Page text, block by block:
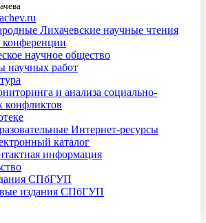
Лихачевские научные чтения
научное общество
научных работ
и анализа социально-
конфликтов
Интернет-ресурсы
каталог
информация
СПбГУП
издания СПбГУП